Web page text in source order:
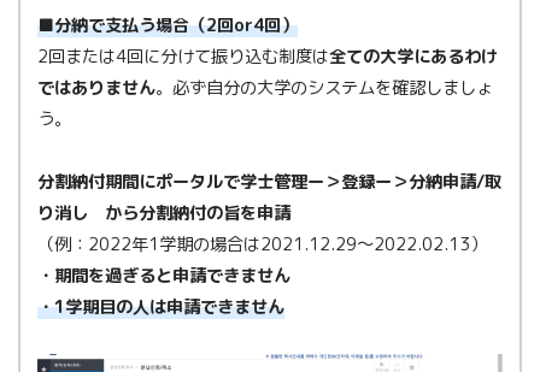
■分納で支払う場合（2回or4回）
2回または4回に分けて振り込む制度は全ての大学にあるわけ
ではありません。必ず自分の大学のシステムを確認しましょ
う。
分割納付期間にポータルで学士管理ー＞登録ー＞分納申請/取
り消し から分割納付の旨を申請
（例：2022年1学期の場合は2021.12.29～2022.02.13）
・期間を過ぎると申請できません
・1学期目の人は申請できません